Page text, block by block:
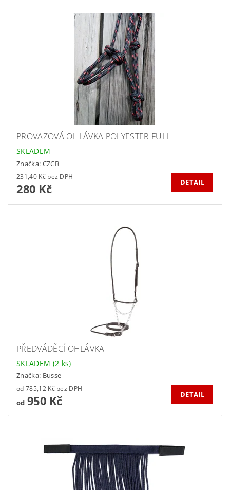
PROVAZOVÁ OHLÁVKA POLYESTER FULL
SKLADEM
Značka: CZCB
231,40 Kč bez DPH
280 Kč DETAIL
PŘEDVÁDĚCÍ OHLÁVKA
SKLADEM (2 ks)
Značka: Busse
od 785,12 Kč bez DPH
od950 Kč DETAIL